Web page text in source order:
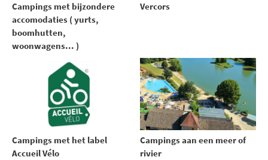
Campings met bijzondere
accomodaties ( yurts,
boomhutten,
woonwagens... )
Vercors
Campings met het label
Accueil Vélo
Campings aan een meer of
rivier